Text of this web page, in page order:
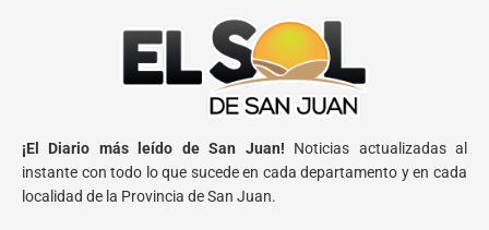
¡El Diario más leído de San Juan! Noticias actualizadas al
instante con todo lo que sucede en cada departamento y en cada
localidad de la Provincia de San Juan.